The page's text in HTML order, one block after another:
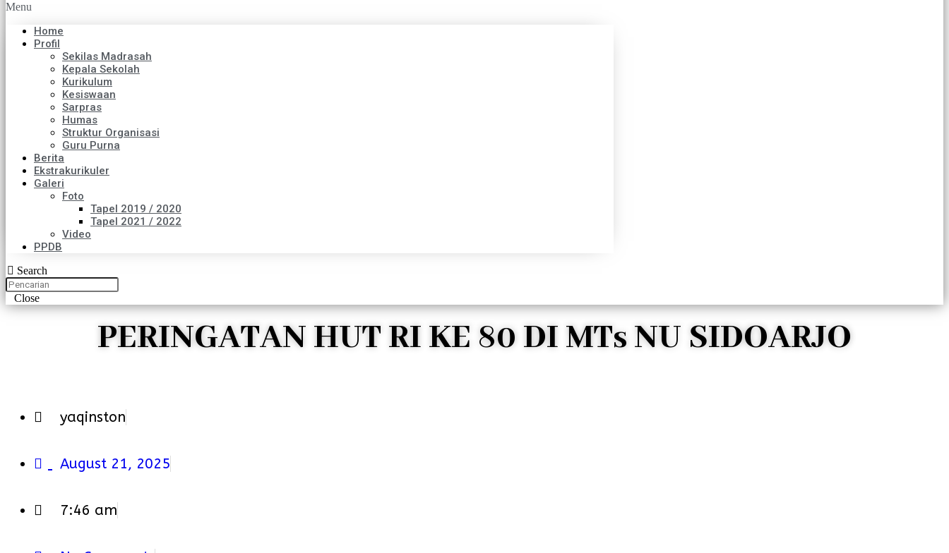
Menu
Home
Profil
Sekilas Madrasah
Kepala Sekolah
Kurikulum
Kesiswaan
Sarpras
Humas
Struktur Organisasi
Guru Purna
Berita
Ekstrakurikuler
Galeri
Foto
Tapel 2019 / 2020
Tapel 2021 / 2022
Video
PPDB
Search
Close
PERINGATAN HUT RI KE 80 DI MTs NU SIDOARJO
yaqinston
August 21, 2025
7:46 am